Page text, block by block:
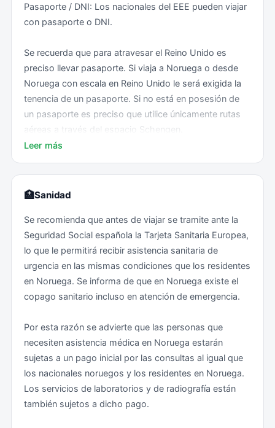
emprender actividades en la naturaleza se recomienda
siempre informar con anterioridad a algún allegado,
contacto de los servicios de emergencia locales e ir
adecuadamente pertrechado.
La mitad norte del país se encuentra dentro del círculo
polar ártico, donde son frecuentes fenómenos
atmosféricos intensos. Los riesgos de cualquier tipo
de navegación aumentan exponencialmente durante el
período invernal, por lo que se recomienda estar
informados de las condiciones meteorológicas cuando
se viaja a esta región y consultar con las empresas
recomendaciones para su seguridad.
Zonas de riesgo (deben ser evitadas): Ninguna
Zonas de riesgo medio: Ninguna
Pasaporte / DNI: Los nacionales del EEE pueden viajar
con pasaporte o DNI.
Se recuerda que para atravesar el Reino Unido es
preciso llevar pasaporte. Si viaja a Noruega o desde
Noruega con escala en Reino Unido le será exigida la
tenencia de un pasaporte. Si no está en posesión de
un pasaporte es preciso que utilice únicamente rutas
aéreas a través del espacio Schengen.
Vacunas
Obligatorias: No se exigen vacunas a personas de
países europeos o personas que hayan permanecido
14 días en países europeos antes de su llegada a
Noruega.
Recomendadas: Ninguna.
Antes de iniciar el viaje se recomienda consultar a su
centro de vacunación internacional, así como leer las
recomendaciones sanitarias por países del Ministerio
de Sanidad en su página web .
Leer más
🏥Sanidad
Se recomienda que antes de viajar se tramite ante la
Seguridad Social española la Tarjeta Sanitaria Europea,
lo que le permitirá recibir asistencia sanitaria de
urgencia en las mismas condiciones que los residentes
en Noruega. Se informa de que en Noruega existe el
copago sanitario incluso en atención de emergencia.
Por esta razón se advierte que las personas que
necesiten asistencia médica en Noruega estarán
sujetas a un pago inicial por las consultas al igual que
los nacionales noruegos y los residentes en Noruega.
Los servicios de laboratorios y de radiografía están
también sujetos a dicho pago.